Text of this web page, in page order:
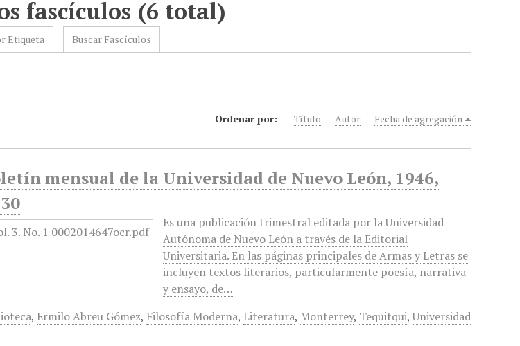
fascículos (6 total)
Etiqueta Buscar Fascículos
Ordenar por: Título Autor Fecha de agregación
mensual de la Universidad de Nuevo León, 1946,
Es una publicación trimestral editada por la Universidad
Autónoma de Nuevo León a través de la Editorial
Universitaria. En las páginas principales de Armas y Letras se
incluyen textos literarios, particularmente poesía, narrativa
y ensayo, de…
, Ermilo Abreu Gómez, Filosofía Moderna, Literatura, Monterrey, Tequitqui,Universidad